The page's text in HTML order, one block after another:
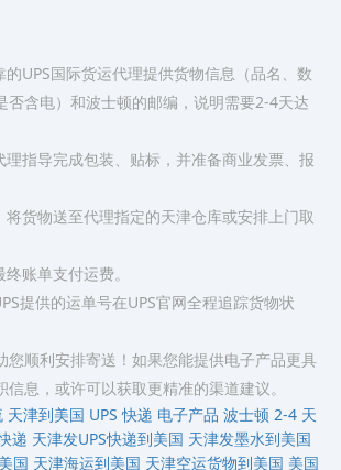
UPS国际货运代理提供货物信息（品名、数
否含电）和波士顿的邮编，说明需要2-4天达
指导完成包装、贴标，并准备商业发票、报
货物送至代理指定的天津仓库或安排上门取
账单支付运费。
提供的运单号在UPS官网全程追踪货物状
您顺利安排寄送！如果您能提供电子产品更具
息，或许可以获取更精准的渠道建议。
天津到美国 UPS 快递 电子产品 波士顿 2-4 天
递 天津发UPS快递到美国 天津发墨水到美国
国 天津海运到美国 天津空运货物到美国 美国